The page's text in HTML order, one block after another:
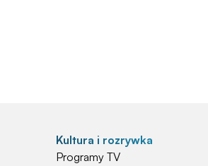
Kultura i rozrywka
Programy TV